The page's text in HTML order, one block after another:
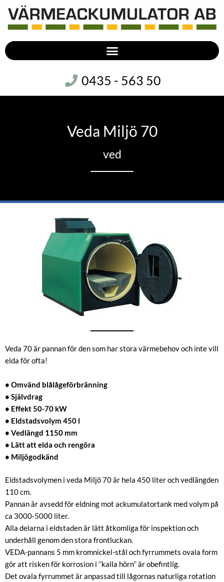
0435 - 563 50
Veda Miljö 70
ved
Veda 70 är pannan för den som har stora värmebehov och inte vill
elda för ofta!
• Omvänd blålågeförbränning
• Självdrag
• Effekt 50-70 kW
• Eldstadsvolym 450 l
• Vedlängd 1150 mm
• Lätt att elda och rengöra
• Miljögodkänd
Eldstadsvolymen i veda Miljö 70 är hela 450 liter och vedlängden
110 cm.
Pannan är avsedd för eldning mot ackumulatortank med volym på
ca 3000-5000 liter.
Alla delarna i eldstaden är lätt åtkomliga för inspektion och
underhåll genom den stora frontluckan.
VEDA-pannans 5 mm kromnickel-stål och fyrrummets ovala form
gör att risken för korrosion i ‘’kalla hörn’’ är obefintlig.
Det ovala fyrrummet är anpassad till lågornas naturliga rotation